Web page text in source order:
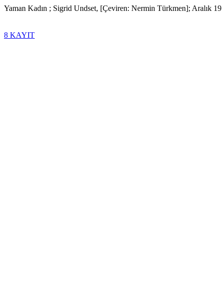
Yaman Kadın ; Sigrid Undset, [Çeviren: Nermin Türkmen];
8 KAYIT